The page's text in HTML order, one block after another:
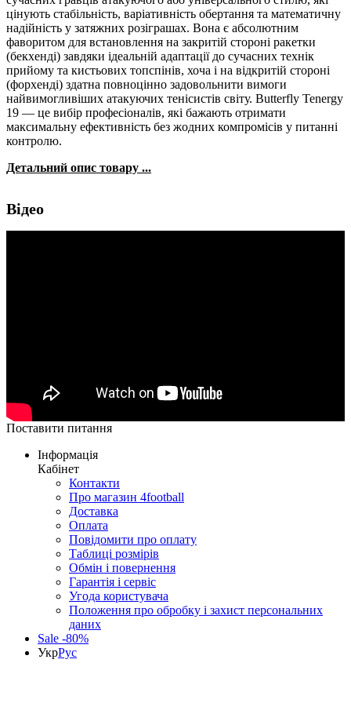
цінують стабільність, варіативність обертання та математичну
надійність у затяжних розіграшах. Вона є абсолютним
фаворитом для встановлення на закритій стороні ракетки
(бекхенді) завдяки ідеальній адаптації до сучасних технік
прийому та кистьових топспінів, хоча і на відкритій стороні
(форхенді) здатна повноцінно задовольнити вимоги
найвимогливіших атакуючих тенісистів світу. Butterfly Tenergy
19 — це вибір професіоналів, які бажають отримати
максимальну ефективність без жодних компромісів у питанні
контролю.
Детальний опис товару ...
Відео
Поставити питання
Інформація
Кабінет
Контакти
Про магазин 4football
Доставка
Оплата
Повідомити про оплату
Таблиці розмірів
Обмін і повернення
Гарантія і сервіс
Угода користувача
Положення про обробку і захист персональних
даних
Sale -80%
УкрРус